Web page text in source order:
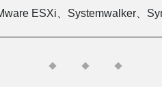
ESXi、 Systemwalker、